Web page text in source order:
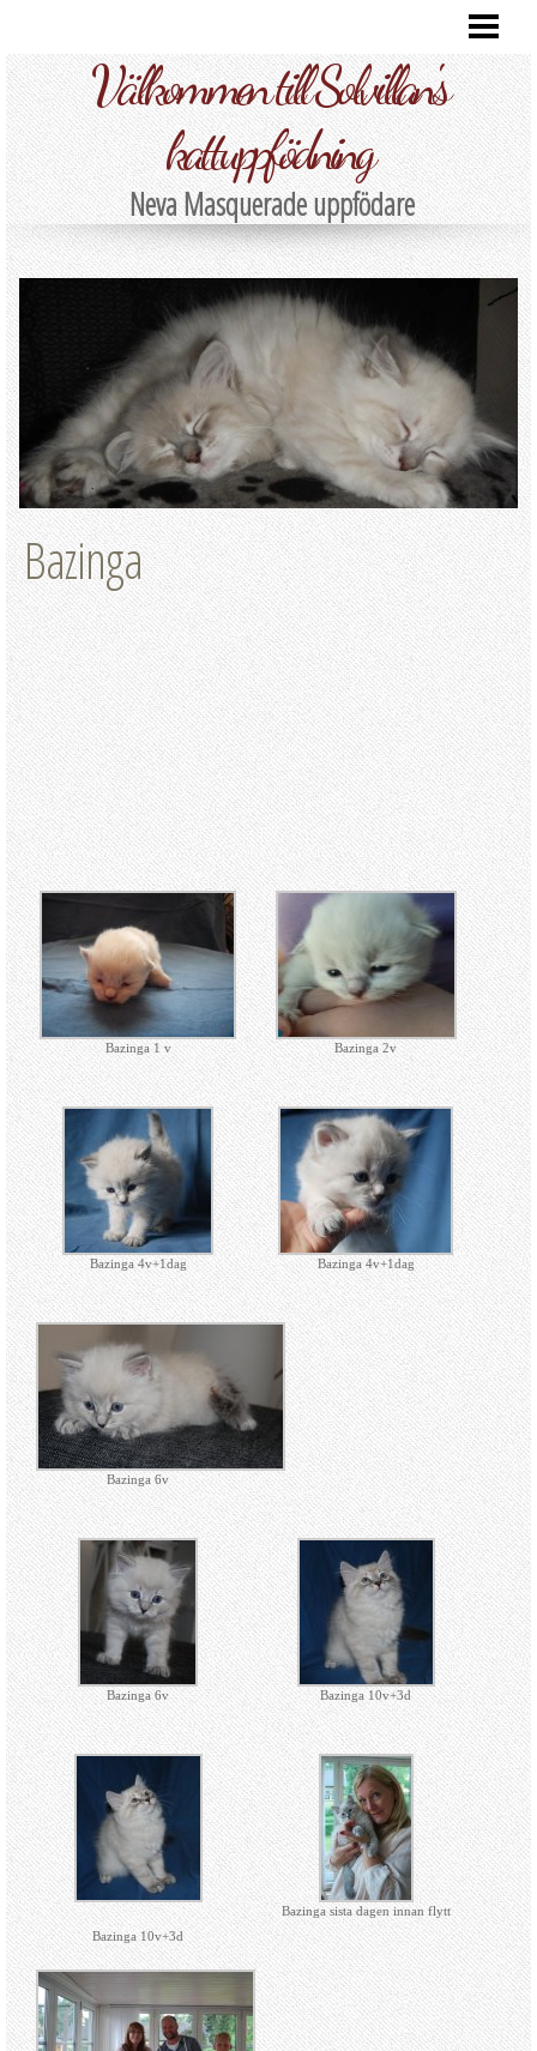
VÅRA KATTER
FOTO
KULLAR
INFORMATION
KONTAKT
Välkommen till Solvillan's
kattuppfödning
Neva Masquerade uppfödare
Bazinga
Bazinga 1 v Bazinga 2v
Bazinga 4v+1dag Bazinga 4v+1dag
Bazinga 6v
Bazinga 6v Bazinga 10v+3d
Bazinga 10v+3d
Bazinga sista dagen innan flytt